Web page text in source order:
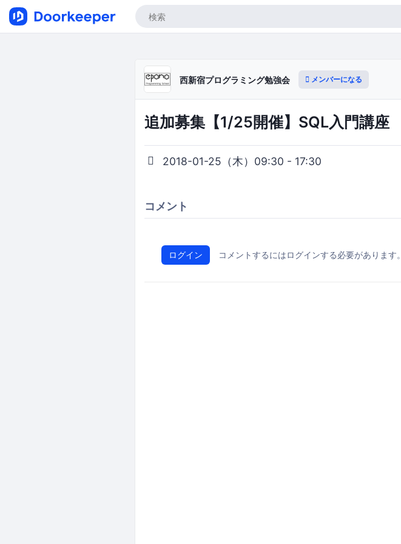
西新宿プログラミング勉強会 メンバーになる
追加募集【1/25開催】SQL入門講座
2018-01-25（木）09:30 - 17:30
コメント
ログイン コメントするにはログインする必要があります。